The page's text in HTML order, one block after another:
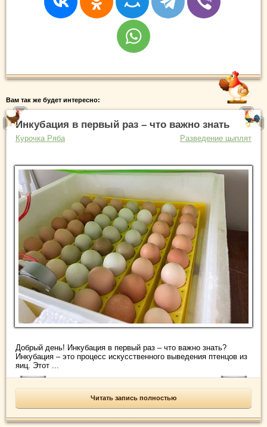
Вам так же будет интересно:
Инкубация в первый раз – что важно знать
Курочка Ряба Разведение цыплят
Добрый день! Инкубация в первый раз – что важно знать?
Инкубация – это процесс искусственного выведения птенцов из
яиц. Этот ...
Читать запись полностью